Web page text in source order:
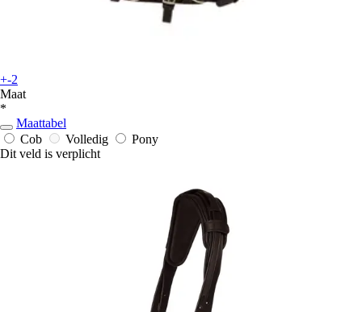
+-2
Maat
*
Maattabel
Cob
Volledig
Pony
Dit veld is verplicht